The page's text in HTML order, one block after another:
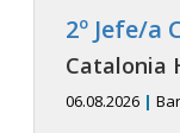
2º Jefe/a
Catalonia
06.08.2026 |